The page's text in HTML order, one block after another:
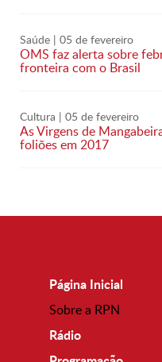
Saúde | 05 de fevereiro
OMS faz alerta sobre
fronteira com o Brasil
Cultura | 05 de fevereiro
As Virgens de
foliões em 2017
Página Inicial
Sobre a RPN
Rádio